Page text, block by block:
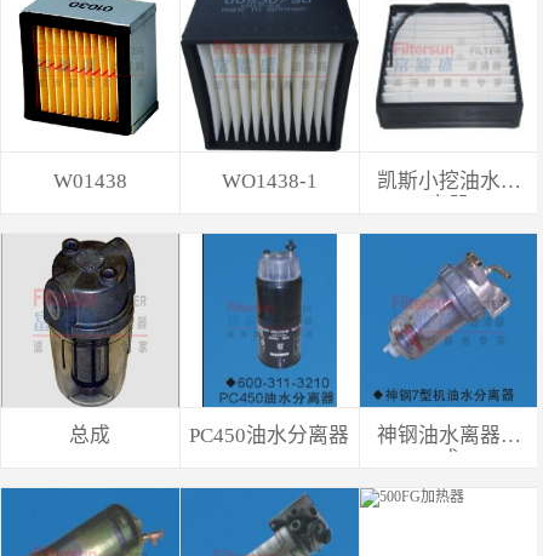
W01438 WO1438-1
凯斯小挖油水分
总成 PC450油水分离器
神钢油水离器总